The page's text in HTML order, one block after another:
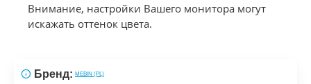
Внимание, настройки Вашего монитора могут
искажать оттенок цвета.
Бренд: MEBIN (PL)